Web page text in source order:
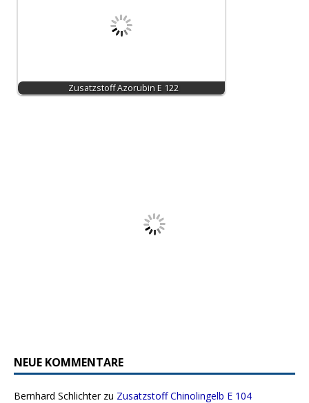
Zusatzstoff Azorubin E 122
NEUE KOMMENTARE
Bernhard Schlichterzu Zusatzstoff Chinolingelb E 104